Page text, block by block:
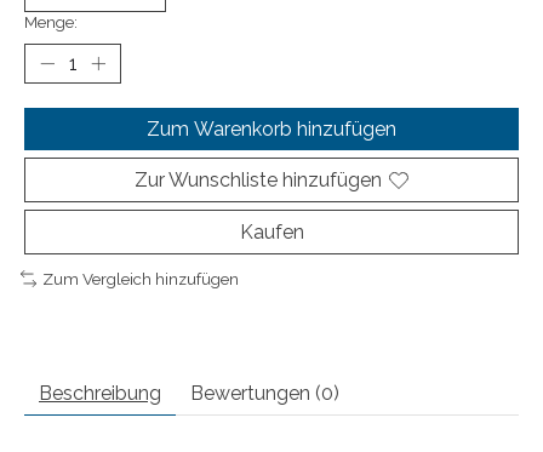
Menge:
Zum Warenkorb hinzufügen
Zur Wunschliste hinzufügen
Kaufen
Zum Vergleich hinzufügen
Beschreibung Bewertungen (0)